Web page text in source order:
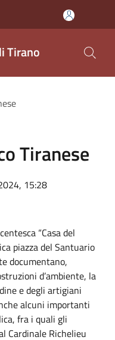
Tirano
Tiranese
15:28
“Casa del
piazza del Santuario
documentano,
d’ambiente, la
e degli artigiani
alcuni importanti
fra i quali gli
Cardinale Richelieu